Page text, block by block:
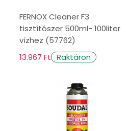
FERNOX Cleaner F3
tisztítószer 500ml- 100liter
vízhez (57762)
13.967 Ft Raktáron